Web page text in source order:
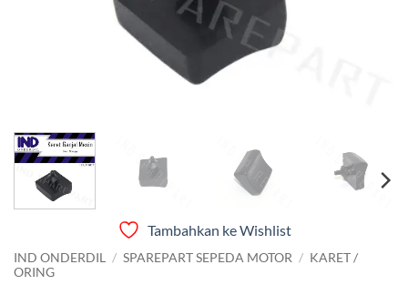
Tambahkan ke Wishlist
IND ONDERDIL / SPAREPART SEPEDA MOTOR / KARET /
ORING